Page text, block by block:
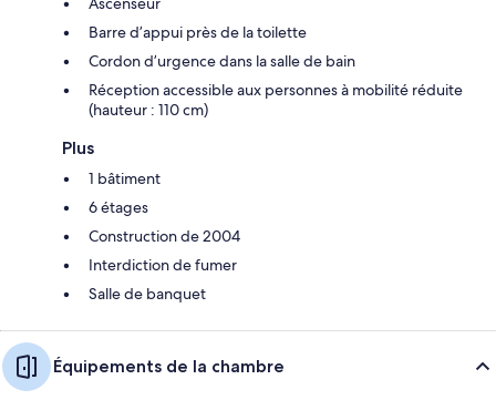
Barre d’appui près de la toilette
Cordon d’urgence dans la salle de bain
Réception accessible aux personnes à mobilité réduite
(hauteur : 110 cm)
Plus
1 bâtiment
6 étages
Construction de 2004
Interdiction de fumer
Salle de banquet
Équipements de la chambre